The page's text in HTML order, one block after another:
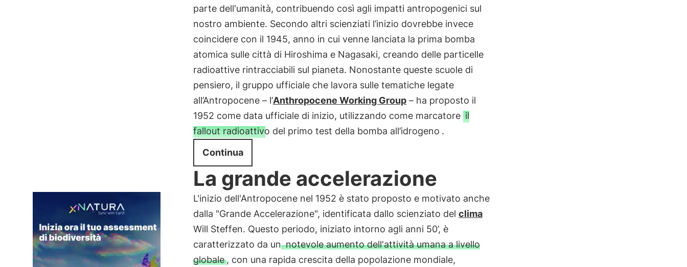
parte dell'umanità, contribuendo così agli impatti antropogenici sul
nostro ambiente. Secondo altri scienziati l’inizio dovrebbe invece
coincidere con il 1945, anno in cui venne lanciata la prima bomba
atomica sulle città di Hiroshima e Nagasaki, creando delle particelle
radioattive rintracciabili sul pianeta. Nonostante queste scuole di
pensiero, il gruppo ufficiale che lavora sulle tematiche legate
all’Antropocene – l’Anthropocene Working Group– ha proposto il
1952 come data ufficiale di inizio, utilizzando come marcatore il
fallout radioattivo del primo test della bomba all’idrogeno .
Continua
La grande accelerazione
L'inizio dell'Antropocene nel 1952 è stato proposto e motivato anche
dalla "Grande Accelerazione", identificata dallo scienziato del clima
Will Steffen. Questo periodo, iniziato intorno agli anni 50’, è
caratterizzato da un notevole aumento dell'attività umana a livello
globale, con una rapida crescita della popolazione mondiale,